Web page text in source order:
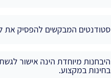
סטודנטים המבקשים להפסיק את
היבחנות מיוחדת הינה אישור
בחינות במקצוע.